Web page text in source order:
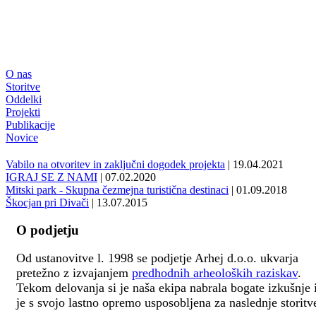
O nas
Storitve
Oddelki
Projekti
Publikacije
Novice
Vabilo na otvoritev in zaključni dogodek projekta | 19.04.2021
IGRAJ SE Z NAMI | 07.02.2020
Mitski park - Skupna čezmejna turistična destinaci | 01.09.2018
Škocjan pri Divači | 13.07.2015
O podjetju
Od ustanovitve l. 1998 se podjetje Arhej d.o.o. ukvarja
pretežno z izvajanjem predhodnih arheoloških raziskav.
Tekom delovanja si je naša ekipa nabrala bogate izkušnje
je s svojo lastno opremo usposobljena za naslednje